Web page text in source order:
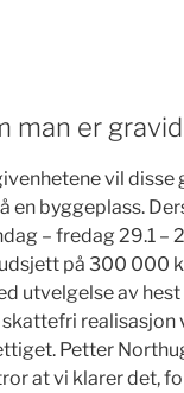
man er
vil
en byggeplass.
– fredag 29.1 –
på 300 000
utvelgelse av hest
Petter
at vi klarer det,